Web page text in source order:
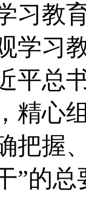
习教
学习
平总
精心
把握
”的